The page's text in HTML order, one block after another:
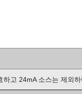
고 24mA 소스는 제외